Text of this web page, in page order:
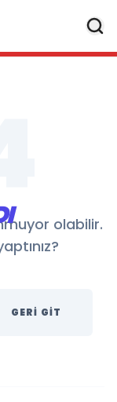
olabilir.
GERI GIT